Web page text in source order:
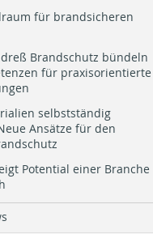
für brandsicheren
Brandschutz bündeln
für praxisorientierte
selbstständig
Ansätze für den
Potential einer Branche